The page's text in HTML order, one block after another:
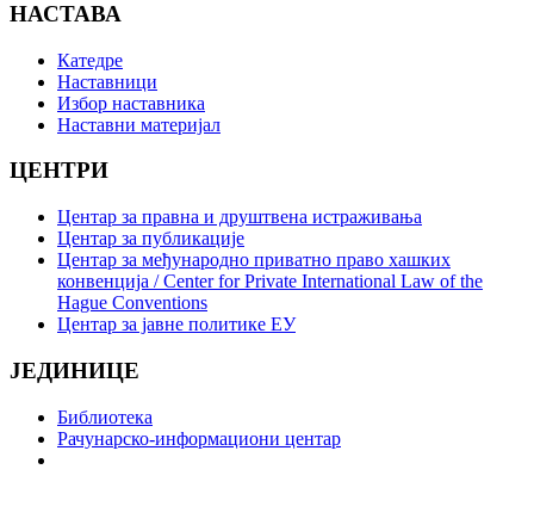
НАСТАВА
Катедре
Наставници
Избор наставника
Наставни материјал
ЦЕНТРИ
Центар за правна и друштвена истраживања
Центар за публикације
Центар за међународно приватно право хашких
конвенција / Center for Private International Law of the
Hague Conventions
Центар за јавне политике ЕУ
ЈЕДИНИЦЕ
Библиотека
Рачунарско-информациони центар